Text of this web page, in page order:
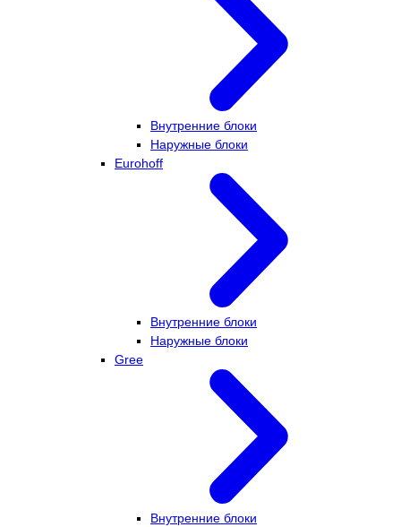
Внутренние блоки
Наружные блоки
Eurohoff
Внутренние блоки
Наружные блоки
Gree
Внутренние блоки